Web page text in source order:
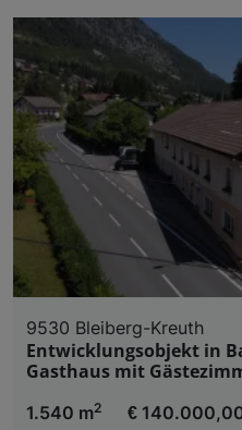
9530 Bleiberg-Kreuth
Entwicklungsobjekt in
Gasthaus mit
1.540 m2
€